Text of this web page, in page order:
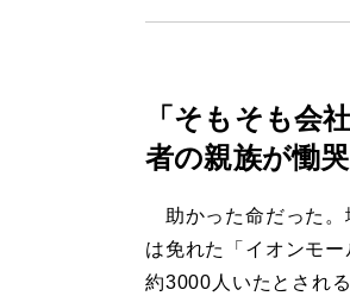
「そもそも会
者の親族が慟
助かった命だった。
は免れた「イオンモー
約3000人いたとされ